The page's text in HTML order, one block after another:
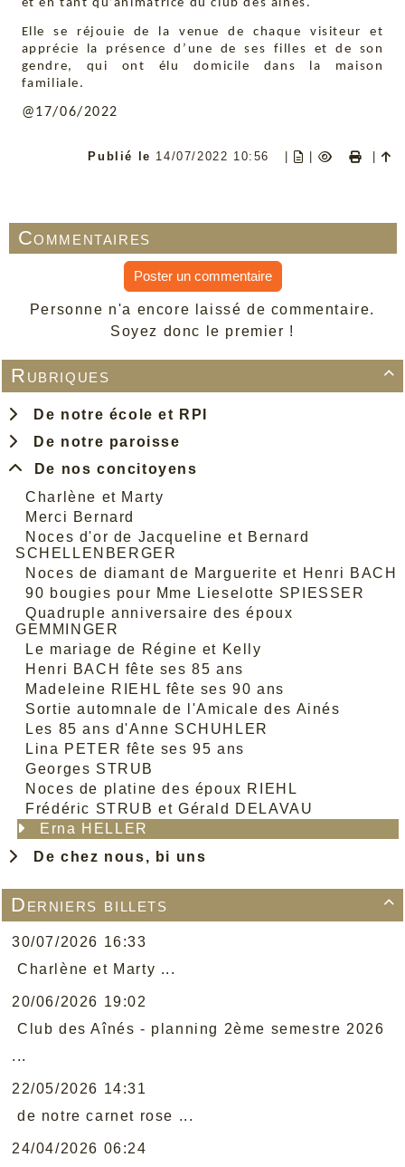

Rubriques
De notre école et RPI
De notre paroisse
De nos concitoyens
Charlène et Marty
Merci Bernard
Noces d'or de Jacqueline et Bernard
SCHELLENBERGER
Noces de diamant de Marguerite et Henri BACH
90 bougies pour Mme Lieselotte SPIESSER
Quadruple anniversaire des époux
GEMMINGER
Le mariage de Régine et Kelly
Henri BACH fête ses 85 ans
Madeleine RIEHL fête ses 90 ans
Sortie automnale de l'Amicale des Ainés
Les 85 ans d'Anne SCHUHLER
Lina PETER fête ses 95 ans
Georges STRUB
Noces de platine des époux RIEHL
Frédéric STRUB et Gérald DELAVAU
Erna HELLER
De chez nous, bi uns

Derniers billets
30/07/2026 16:33
Charlène et Marty ...
20/06/2026 19:02
Club des Aînés - planning 2ème semestre 2026
...
22/05/2026 14:31
de notre carnet rose ...
24/04/2026 06:24
et en tant qu’animatrice du club des aînés.
Elle se réjouie de la venue de chaque visiteur et
apprécie la présence d’une de ses filles et de son
gendre, qui ont élu domicile dans la maison
familiale.
@17/06/2022
Publié le 14/07/2022 10:56 |
Commentaires
Poster un commentaire
Personne n'a encore laissé de commentaire.
Soyez donc le premier !